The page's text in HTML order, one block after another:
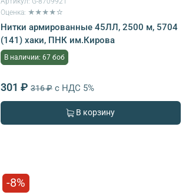
Оценка: ★★★★☆
Нитки армированные 45ЛЛ, 2500 м, 5704
(141) хаки, ПНК им.Кирова
В наличии: 67 боб
301 ₽ 316 ₽ с НДС 5%
В корзину
-8%